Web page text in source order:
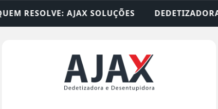
DEDETIZADORA • DESENTUPIDORA •